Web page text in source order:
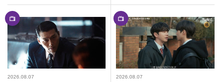
2026.08.07 2026.08.07